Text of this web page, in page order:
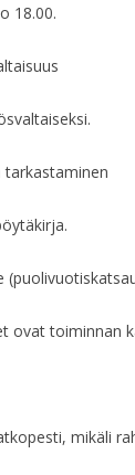
18.00.
tarkastaminen
ovat toiminnan
mikäli